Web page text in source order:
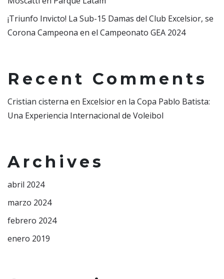
¡Triunfo Invicto! La Sub-15 Damas del Club Excelsior, se
Corona Campeona en el Campeonato GEA 2024
Recent Comments
Cristian cisterna en Excelsior en la Copa Pablo Batista:
Una Experiencia Internacional de Voleibol
Archives
abril 2024
marzo 2024
febrero 2024
enero 2019